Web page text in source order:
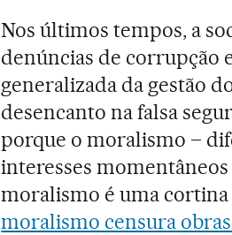
Nos últimos tempos, a
denúncias de corrupção
generalizada da gestão
desencanto na falsa
porque o moralismo –
interesses
moralismo é uma cortina
moralismo censura